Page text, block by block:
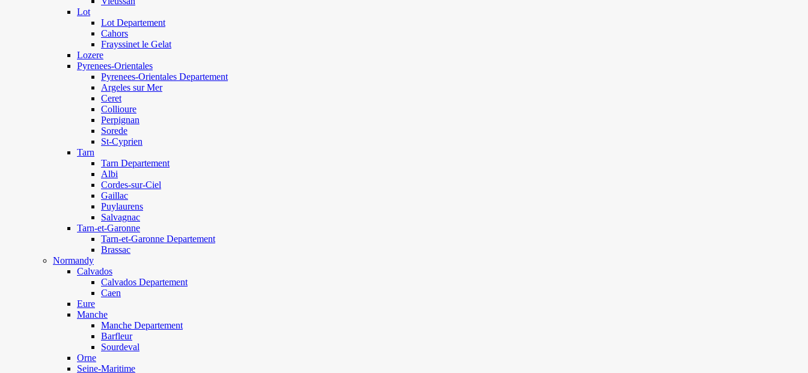
Lot
Lot Departement
Cahors
Frayssinet le Gelat
Lozere
Pyrenees-Orientales
Pyrenees-Orientales Departement
Argeles sur Mer
Ceret
Collioure
Perpignan
Sorede
St-Cyprien
Tarn
Tarn Departement
Albi
Cordes-sur-Ciel
Gaillac
Puylaurens
Salvagnac
Tarn-et-Garonne
Tarn-et-Garonne Departement
Brassac
Normandy
Calvados
Calvados Departement
Caen
Eure
Manche
Manche Departement
Barfleur
Sourdeval
Orne
Seine-Maritime